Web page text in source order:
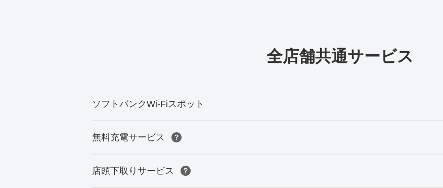
全店舗共通サービス
ソフトバンクWi-Fiスポット
無料充電サービス
店頭下取りサービス